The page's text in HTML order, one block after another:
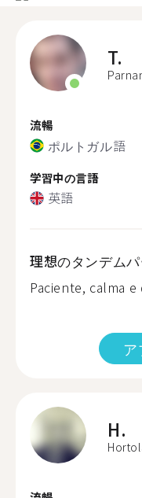
T.
流暢
ポルトガル語
学習中の言語
英語
理想のタンデム
Paciente, calma
ア
H.